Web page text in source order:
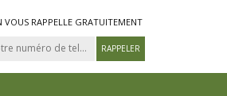
VOUS RAPPELLE GRATUITEMENT